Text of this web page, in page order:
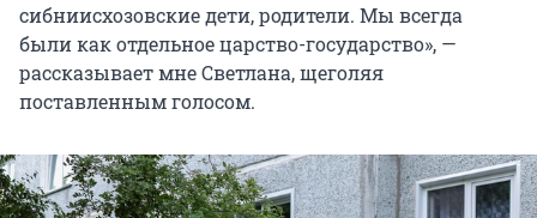
сибниисхозовские дети, родители. Мы всегда
были как отдельное царство-государство», —
рассказывает мне Светлана, щеголяя
поставленным голосом.